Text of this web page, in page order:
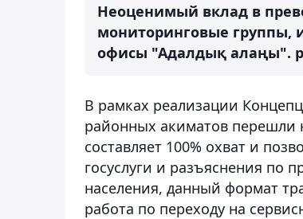
Неоценимый вклад в
мониторинговые группы,
офисы "Адалдық алаңы".
В рамках реализации
районных акиматов перешли
составляет 100% охват и
госуслуги и разъяснения по
населения, данный формат
работа по переходу на